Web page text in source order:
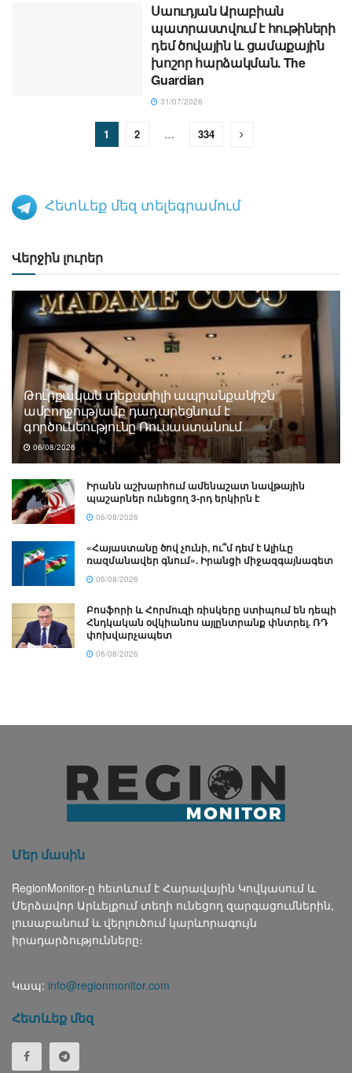
Սաուդյան Արաբիան
պատրաստվում է հութիների
դեմ ծովային և ցամաքային
խոշոր հարձակման. The
Guardian
31/07/2026
1 2 … 334
Հետևեք մեզ տելեգրամում
Վերջին լուրեր
Թուրքական տեքստիլի ապրանքանիշն
ամբողջությամբ դադարեցնում է
գործունեությունը Ռուսաստանում
06/08/2026
Իրանն աշխարհում ամենաշատ նավթային
պաշարներ ունեցող 3-րդ երկիրն է
06/08/2026
«Հայաստանը ծով չունի, ու՞մ դեմ է Ալիևը
ռազմանավեր գնում». Իրանցի միջազգայնագետ
06/08/2026
Բոսֆորի և Հորմուզի ռիսկերը ստիպում են դեպի
Հնդկական օվկիանոս այլընտրանք փնտրել. ՌԴ
փոխվարչապետ
06/08/2026
Մեր մասին
RegionMonitor-ը հետևում է Հարավային Կովկասում և
Մերձավոր Արևելքում տեղի ունեցող զարգացումներին,
լուսաբանում և վերլուծում կարևորագույն
իրադարձությունները։
Կապ: info@regionmonitor.com
Հետևեք մեզ